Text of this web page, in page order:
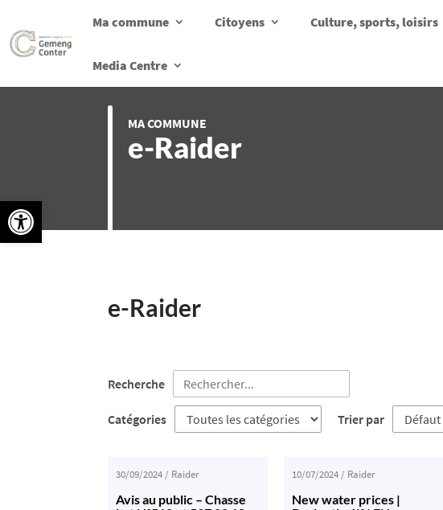
Ma commune Citoyens Culture, sports, loisirs
Media Centre
MA COMMUNE
e-Raider
e-Raider
Recherche
Catégories Trier par
30/09/2024 / Raider
Avis au public – Chasse
10/07/2024 / Raider
New water prices |
Ouvrir la barre d’outils